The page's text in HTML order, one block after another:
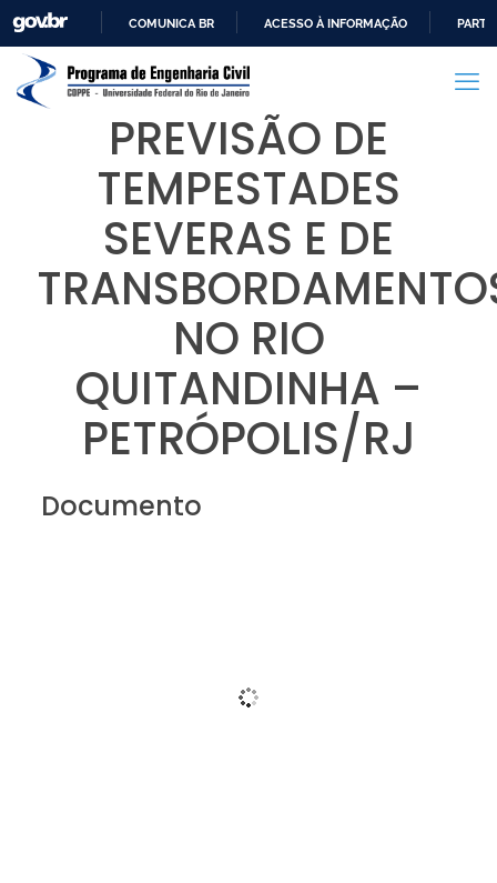
PARA
CONTEÚDO
COMUNICA BR ACESSO À INFORMAÇÃO
PREVISÃO DE
TEMPESTADES
SEVERAS E DE
NO RIO
QUITANDINHA –
PETRÓPOLIS/RJ
Documento